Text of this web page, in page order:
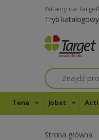
Witamy na
Tryb katalogowy
Szukaj
Tena Jobst
Strona główna